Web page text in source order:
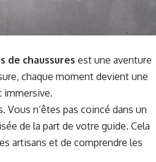
de chaussures est une aventure
chaque moment devient une
immersive.
n’êtes pas coincé dans un
de la part de votre guide. Cela
artisans et de comprendre les